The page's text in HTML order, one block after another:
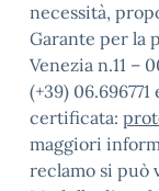
necessità,
Garante per la
Venezia n.11 –
(+39)
certificata:
maggiori
reclamo si può